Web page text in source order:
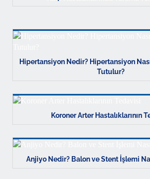
Hipertansiyon Nedir? Hipertansiyon
Tutulur?
Koroner Arter Hastalıklarının
Anjiyo Nedir? Balon ve Stent İşlemi